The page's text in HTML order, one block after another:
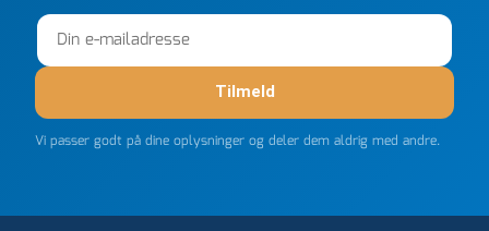
Tilmeld
Vi passer godt på dine oplysninger og deler dem aldrig med andre.